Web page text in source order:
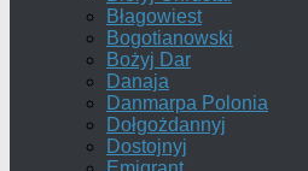
Błagowiest
Bogotianowski
Bożyj Dar
Danaja
Danmarpa Polonia
Dołgożdannyj
Dostojnyj